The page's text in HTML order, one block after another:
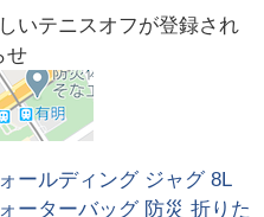
いテニスオフが登録され
せ
ールディング ジャグ 8L
ーターバッグ 防災 折りた